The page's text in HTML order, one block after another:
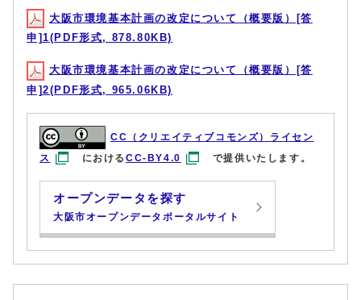
大阪市環境基本計画の改定について（概要版）[答
申]1(PDF形式, 878.80KB)
大阪市環境基本計画の改定について（概要版）[答
申]2(PDF形式, 965.06KB)
CC（クリエイティブコモンズ）ライセン
ス
におけるCC-BY4.0 で提供いたします。
オープンデータを探す
大阪市オープンデータポータルサイト